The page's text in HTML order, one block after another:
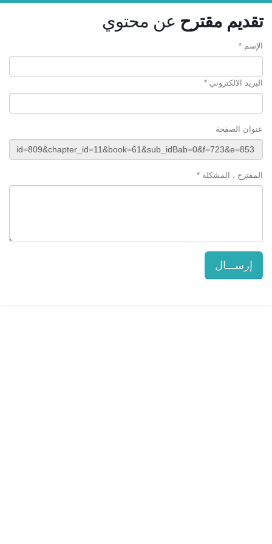
تقديم مقترح عن محتوي
الإسم *
البريد الالكتروني *
عنوان الصفحة
المقترح ، المشكلة *